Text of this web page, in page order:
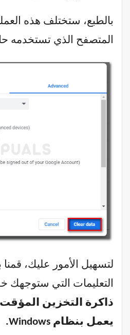
بالطبع، ستختلف هذه
المتصفح الذي تستخدمه
لتسهيل الأمور عليك،
التعليمات التي ستوجهك
ذاكرة التخزين
يعمل بنظام Windows.